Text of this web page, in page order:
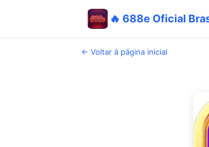
🔥 688e Oficial
← Voltar à página inicial